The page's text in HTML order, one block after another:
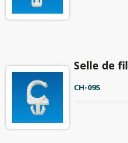
Selle de fil
CH-09S